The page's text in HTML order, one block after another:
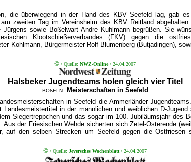
die überwiegend in der Hand des KBV Seefeld lag, gab
am zweiten Tag im Vereinsheim des KBV Reitland
Jürgens sowie Boßelwart Andre Kuhlmann begrüßen. Sie
Klootschießerverbandes (FKV) gegen die
Kohlmann, Bürgermeister Rolf Blumenberg (Butjadingen),
© / Quelle: NWZ-Online/ 24.04.2007
Halsbeker Jugendteams holen gleich vier Titel
BOßELN
Meisterschaften in Seefeld
in Seefeld die Ammerländer
in der männlichen und weiblichen D-
Siegertreppchen und das sogar im 100. Jubiläumsjahr des
der Friesischen Wehde sicherten sich Zetel-Osterende
auf den selben Strecken um Seefeld gegen die Ostfriesen
© / Quelle: Jeversches Wochenblatt / 24.04.2007